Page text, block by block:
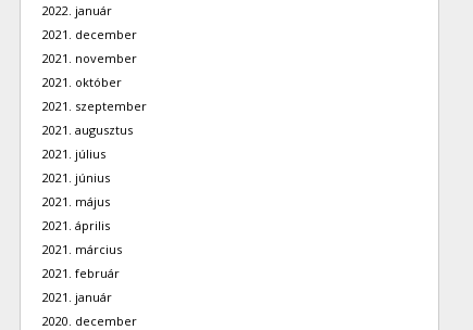
2022. január
2021. december
2021. november
2021. október
2021. szeptember
2021. augusztus
2021. július
2021. június
2021. május
2021. április
2021. március
2021. február
2021. január
2020. december